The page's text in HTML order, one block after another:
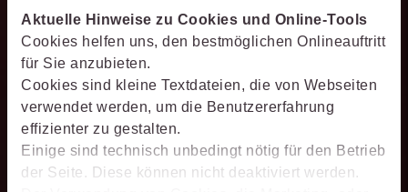
Aktuelle Hinweise zu Cookies und Online-Tools
Cookies helfen uns, den bestmöglichen Onlineauftritt
für Sie anzubieten.
Cookies sind kleine Textdateien, die von Webseiten
verwendet werden, um die Benutzererfahrung
effizienter zu gestalten.
Einige sind technisch unbedingt nötig für den Betrieb
der Seite. Diese können nicht deaktiviert werden.
Sie direkt weiterarbeiten können.
Ergebnisse sicher belegen
Die juris KI-Suite belegt ihre Ergebnisse mit nachvollziehbaren,
zitierfähigen Quellenverweisen. So können Sie die Antworten